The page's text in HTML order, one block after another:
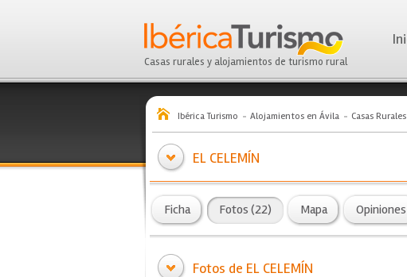
Casas rurales y alojamientos de turismo rural
Ibérica Turismo Alojamientos en Ávila Casas
EL CELEMÍN
Ficha Fotos (22) Mapa Opiniones
Fotos de EL CELEMÍN